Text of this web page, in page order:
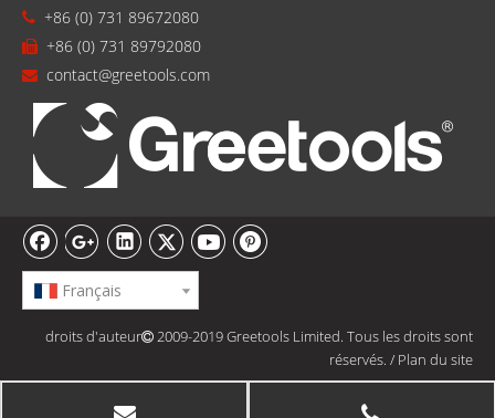
 +86 (0) 731 89672080
 +86 (0) 731 89792080
 contact@greetools.com
Français
droits d'auteur 2009-2019 Greetools Limited. Tous les droits sont
réservés. / Plan du site